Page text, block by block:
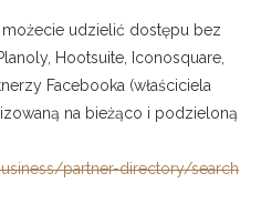
udzielić dostępu bez
Hootsuite, Iconosquare,
Facebooka (właściciela
na bieżąco i podzieloną
partner-directory/search